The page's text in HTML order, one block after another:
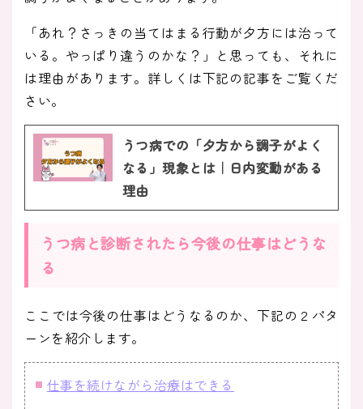
「あれ？さっきの当てはまる行動が夕方には治って
いる。やっぱり違うのかな？」と思っても、それに
は理由があります。詳しくは下記の記事をご覧くだ
さい。
うつ病での「夕方から調子がよく
なる」現象とは｜日内変動がある
理由
うつ病と診断されたら今後の仕事はどうな
る
ここでは今後の仕事はどうなるのか、下記の２パタ
ーンを紹介します。
仕事を続けながら治療はできる